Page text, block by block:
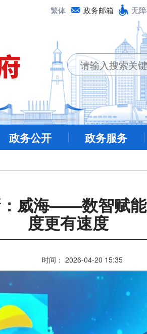
繁体 政务邮箱 无
政务公开 政务服务
威海——数智赋
度更有速度
时间： 2026-04-20 15:35